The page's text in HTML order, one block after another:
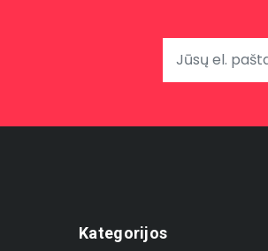
Kategorijos